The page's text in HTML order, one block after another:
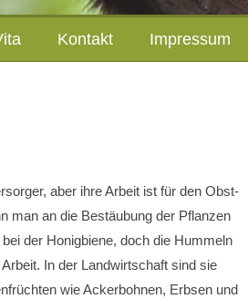
Kontakt Impressum
aber ihre Arbeit ist für den Obst-
man an die Bestäubung der Pflanzen
der Honigbiene, doch die Hummeln
In der Landwirtschaft sind sie
wie Ackerbohnen, Erbsen und